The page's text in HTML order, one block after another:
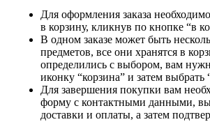
Для оформления заказа
в корзину, кликнув по кнопке “в
В одном заказе может быть
предметов, все они хранятся в
определились с выбором, вам
иконку “корзина” и затем выбрать
Для завершения покупки вам
форму с контактными данными,
доставки и оплаты, а затем